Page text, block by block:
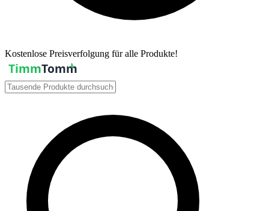
Kostenlose Preisverfolgung für alle Produkte!